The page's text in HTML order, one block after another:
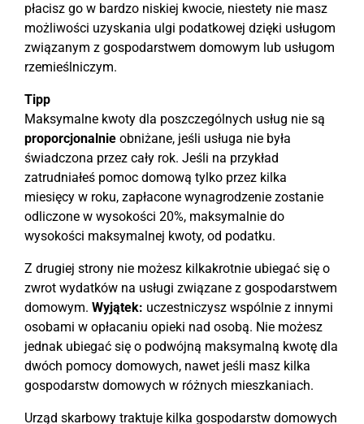
płacisz go w bardzo niskiej kwocie, niestety nie masz
możliwości uzyskania ulgi podatkowej dzięki usługom
związanym z gospodarstwem domowym lub usługom
rzemieślniczym.
Tipp
Maksymalne kwoty dla poszczególnych usług nie są
proporcjonalnie obniżane, jeśli usługa nie była
świadczona przez cały rok. Jeśli na przykład
zatrudniałeś pomoc domową tylko przez kilka
miesięcy w roku, zapłacone wynagrodzenie zostanie
odliczone w wysokości 20%, maksymalnie do
wysokości maksymalnej kwoty, od podatku.
Z drugiej strony nie możesz kilkakrotnie ubiegać się o
zwrot wydatków na usługi związane z gospodarstwem
domowym. Wyjątek: uczestniczysz wspólnie z innymi
osobami w opłacaniu opieki nad osobą. Nie możesz
jednak ubiegać się o podwójną maksymalną kwotę dla
dwóch pomocy domowych, nawet jeśli masz kilka
gospodarstw domowych w różnych mieszkaniach.
Urząd skarbowy traktuje kilka gospodarstw domowych